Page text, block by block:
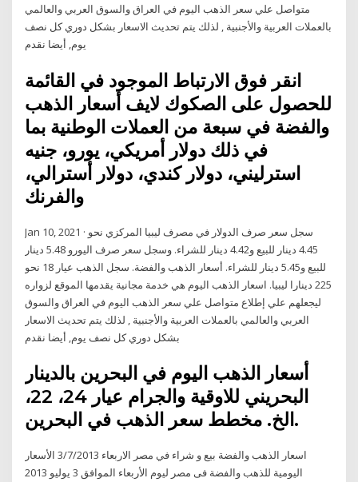
متواصل علي سعر الذهب اليوم في العراق والسوق العربي والعالمي
بالعملات العربية والأجنبية , لذلك يتم تحديث الاسعار بشكل دوري كل نصف
يوم, أيضا نقدم
انقر فوق الارتباط الموجود في القائمة
للحصول على الصكوك لايف أسعار الذهب
والفضة في سبعة من العملات الوطنية بما
في ذلك دولار أمريكي، يورو، جنيه
استرليني، دولار كندي، دولار أسترالي،
والفرنك
Jan 10, 2021 · سجل سعر صرف الدولار في مصرف ليبيا المركزي نحو
4.45 دينار للبيع و4.42 دينار للشراء. وسجل سعر صرف اليورو 5.48 دينار
للبيع و5.45 دينار للشراء. أسعار الذهب والفضة. سجل الذهب عيار 18 نحو
225 دينارا ليبيا. اسعار الذهب اليوم هي خدمة مجانية يقدمها الموقع لزواره
ليجعلهم علي إطلاع متواصل علي سعر الذهب اليوم في العراق والسوق
العربي والعالمي بالعملات العربية والأجنبية , لذلك يتم تحديث الاسعار
بشكل دوري كل نصف يوم, أيضا نقدم
أسعار الذهب اليوم في البحرين بالدينار
البحريني للاوقية والجرام عيار 24، 22،
الخ. مخطط سعر الذهب في البحرين.
اسعار الذهب والفضة بيع و شراء في مصر الاربعاء 3/7/2013 الأسعار
اليومية للذهب والفضة فى مصر ليوم الأربعاء الموافق 3 يوليو 2013